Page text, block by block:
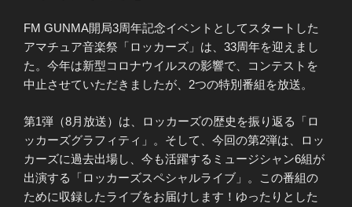
FM GUNMA開局3周年記念イベントとしてスタートした
アマチュア音楽祭「ロッカーズ」は、33周年を迎えまし
た。今年は新型コロナウイルスの影響で、コンテストを
中止させていただきましたが、2つの特別番組を放送。
第1弾（8月放送）は、ロッカーズの歴史を振り返る「ロ
ッカーズグラフィティ」。そして、今回の第2弾は、ロッ
カーズに過去出場し、今も活躍するミュージシャン6組が
出演する「ロッカーズスペシャルライブ」。この番組の
ために収録したライブをお届けします！ゆったりとした